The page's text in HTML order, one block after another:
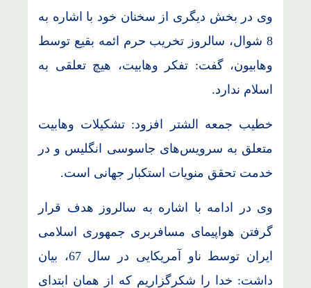
وی در بخش دیگری از سخنان خود با اشاره به
8 شوال، سالروز تخریب حرم ائمه بقیع توسط
وهابیون، گفت: تفکر وهابیت، هیچ تعلقی به
اسلام ندارد.
خطیب جمعه الشتر افزود: تشکیلات وهابیت
متعلق به سرویس‌های جاسوسی انگلیس و در
خدمت تحقق منویات استکبار جهانی است.
وی در ادامه با اشاره به سالروز هدف قرار
گرفتن هواپیمای مسافربری جمهوری اسلامی
ایران توسط ناو آمریکایی در سال 67، بیان
داشت: خدا را شکرگزاریم که از همان ابتدای